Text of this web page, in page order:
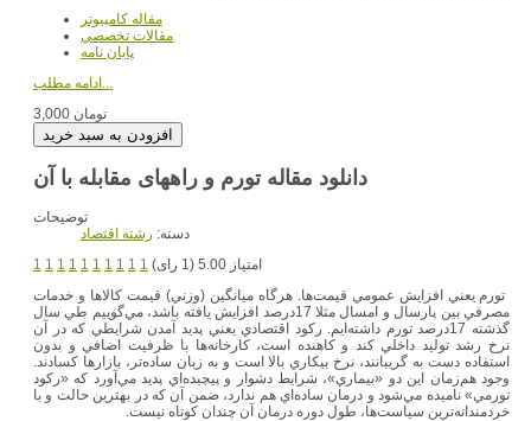
مقاله کامپیوتر
مقالات تخصصي
پایان نامه
ادامه مطلب...
3,000 تومان
توضیحات
دسته: رشته اقتصاد
1 1 1 1 1 1 1 1 1 1
امتیاز 5.00 (1 رای)
تورم يعني افزايش عمومي قيمت‌ها. هرگاه ميانگين (وزني) قيمت كالاها و خدمات
مصرفي بين پارسال و امسال مثلا 17درصد افزايش يافته باشد، مي‌گوييم طي سال
گذشته 17درصد تورم داشته‌ايم. ركود اقتصادي يعني پديد آمدن شرايطي كه در آن
نرخ رشد توليد داخلي كند و كاهنده است، كارخانه‌ها با ظرفيت اضافي و بدون
استفاده دست به گريبانند، نرخ بيكاري بالا است و به زبان ساده‌تر، بازارها كسادند.
وجود هم‌زمان اين دو «بيماري»، شرايط دشوار و پيچيده‌اي پديد مي‌آورد كه «ركود
تورمي» ناميده مي‌شود و درمان ساده‌اي هم ندارد، ضمن آن كه در بهترين حالت و با
خردمندانه‌ترين سياست‌ها، طول دوره درمان آن چندان كوتاه نيست.